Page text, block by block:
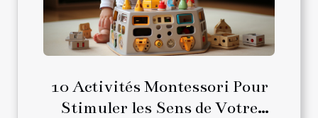
10 Activités Montessori Pour
Stimuler les Sens de Votre